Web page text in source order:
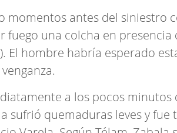
momentos antes del siniestro
una colcha en presencia
El hombre habría esperado
a los pocos minutos
sufrió quemaduras leves y fue